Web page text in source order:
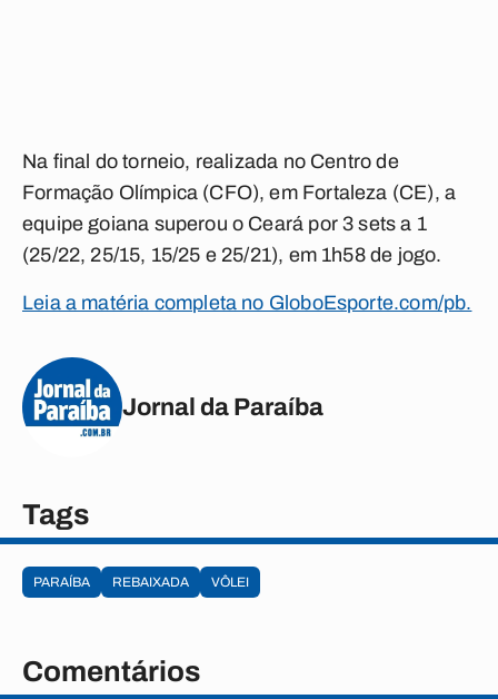
Na final do torneio, realizada no Centro de
Formação Olímpica (CFO), em Fortaleza (CE), a
equipe goiana superou o Ceará por 3 sets a 1
(25/22, 25/15, 15/25 e 25/21), em 1h58 de jogo.
Leia a matéria completa no GloboEsporte.com/pb.
Jornal da Paraíba
Tags
PARAÍBA REBAIXADA VÔLEI
Comentários